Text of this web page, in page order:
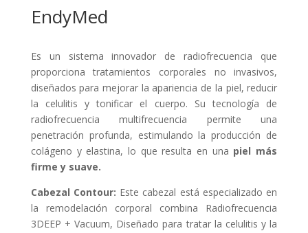
EndyMed
Es un sistema innovador de radiofrecuencia que
proporciona tratamientos corporales no invasivos,
diseñados para mejorar la apariencia de la piel, reducir
la celulitis y tonificar el cuerpo. Su tecnología de
radiofrecuencia multifrecuencia permite una
penetración profunda, estimulando la producción de
colágeno y elastina, lo que resulta en una piel más
firme y suave.
Cabezal Contour: Este cabezal está especializado en
la remodelación corporal combina Radiofrecuencia
3DEEP + Vacuum, Diseñado para tratar la celulitis y la